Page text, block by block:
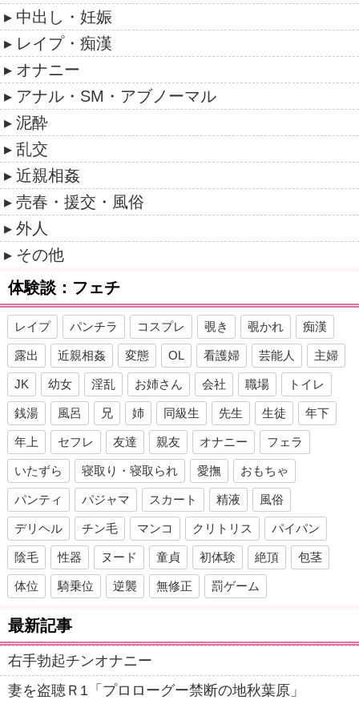
中出し・妊娠
レイプ・痴漢
オナニー
アナル・SM・アブノーマル
泥酔
乱交
近親相姦
売春・援交・風俗
外人
その他
体験談：フェチ
レイプ パンチラ コスプレ 覗き 覗かれ 痴漢
露出 近親相姦 変態 OL 看護婦 芸能人 主婦
JK 幼女 淫乱 お姉さん 会社 職場 トイレ
銭湯 風呂 兄 姉 同級生 先生 生徒 年下
年上 セフレ 友達 親友 オナニー フェラ
いたずら 寝取り・寝取られ 愛撫 おもちゃ
パンティ パジャマ スカート 精液 風俗
デリヘル チン毛 マンコ クリトリス パイパン
陰毛 性器 ヌード 童貞 初体験 絶頂 包茎
体位 騎乗位 逆襲 無修正 罰ゲーム
最新記事
右手勃起チンオナニー
妻を盗聴Ｒ1「プロローグー禁断の地秋葉原」